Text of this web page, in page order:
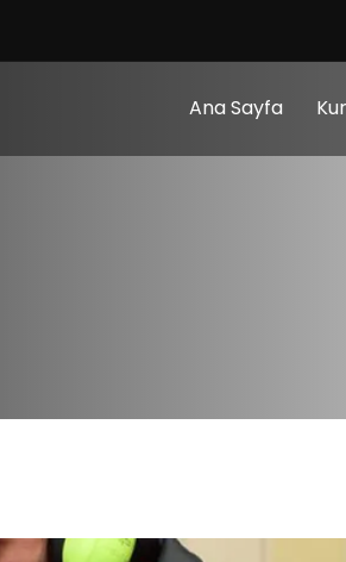
Ana Sayfa